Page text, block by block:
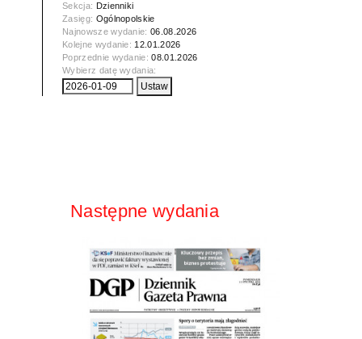
Sekcja: Dzienniki
Zasięg: Ogólnopolskie
Najnowsze wydanie:06.08.2026
Kolejne wydanie:12.01.2026
Poprzednie wydanie:08.01.2026
Wybierz datę wydania:
Następne wydania